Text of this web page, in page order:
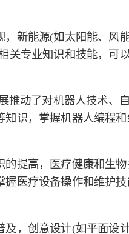
新能源(如太阳能、风
关专业知识和技能，可
推动了对机器人技术、
识，掌握机器人编程
提高，医疗健康和生
医疗设备操作和维护
，创意设计(如平面设